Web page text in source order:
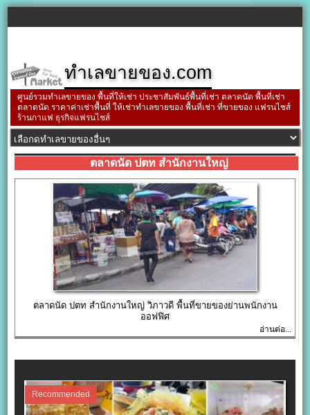
ทำเลขายของ.com
ศูนย์รวมทำเลขายของ พื้นที่ให้เช่า ประชาสัมพันธ์พื้นที่เช่า ตลาดนัด พื้นที่เช่า
ตลาดนัด ราคาค่าเช่าพื้นที่ ให้เช่าทำเลขายของ พื้นที่เช่า ที่ขายของ แฟรนไชส์
ร้านกาแฟ ธุรกิจแฟรนไชส์
ตลาดนัด ปตท สำนักงานใหญ่
ตลาดนัด ปตท สำนักงานใหญ่ วิภาวดี พื้นที่ขายของย่านพนักงาน
ออฟฟิศ
อ่านต่อ...
Recommended